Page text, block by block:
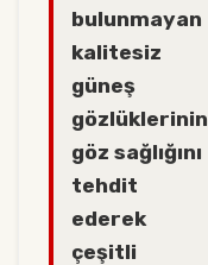
bulunmayan
kalitesiz
güneş
gözlüklerinin
göz sağlığını
tehdit
ederek
çeşitli